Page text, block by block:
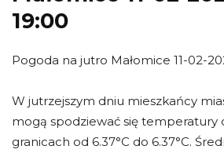
19:00
Pogoda na jutro Małomice 11-02-
W jutrzejszym dniu mieszkańcy
mogą spodziewać się temperatury
granicach od 6.37°C do 6.37°C.